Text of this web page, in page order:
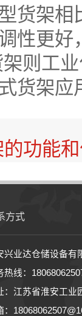
货架
性更
则工
货架
功能
方式
兴业达仓储设备有
热线：
：江苏省淮安工业
：